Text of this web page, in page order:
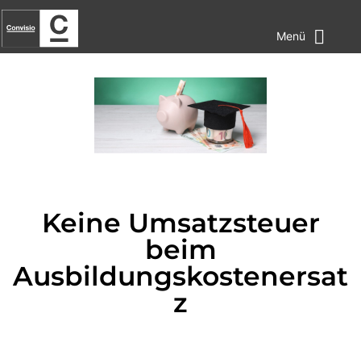
Menü
Keine Umsatzsteuer
beim
Ausbildungskostenersat
z